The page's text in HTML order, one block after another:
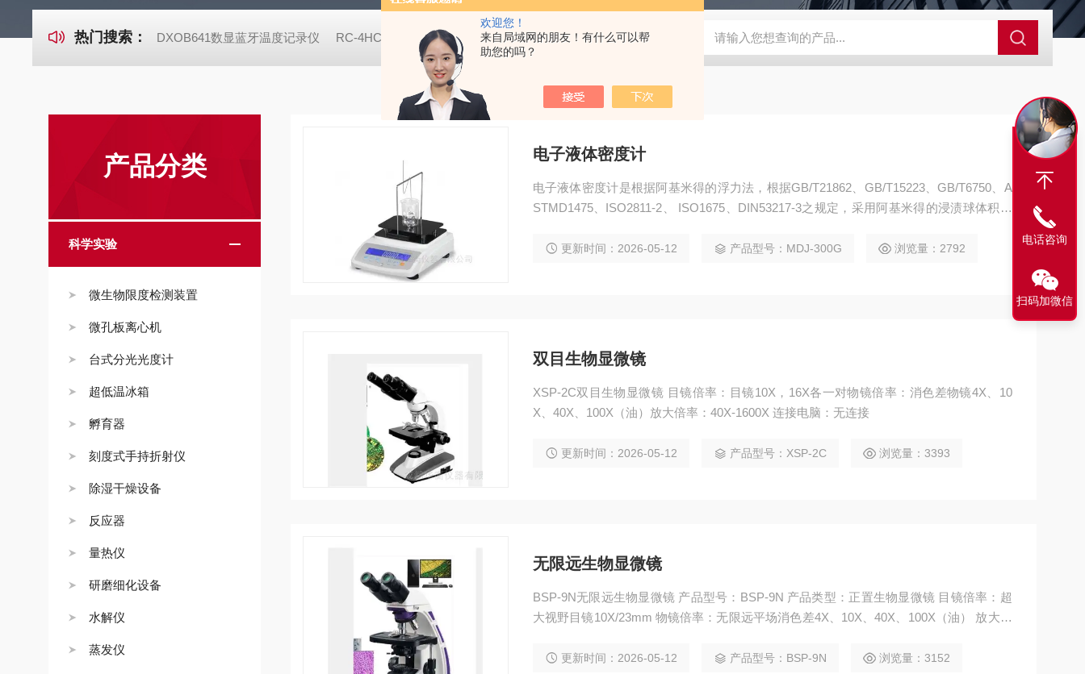
欢迎您！
来自局域网的朋友！有什么可以帮
助您的吗？
热门搜索： DXOB641数显蓝牙温度记录仪 RC-4HC RC-4HA温湿度记录仪 多样品平行蒸发仪多样品平行蒸发仪 SBD-100B SBD-100D成都漏氯报警仪 漏氯报警器 漏氯检测仪
产品分类
科学实验
微生物限度检测装置
微孔板离心机
台式分光光度计
超低温冰箱
孵育器
刻度式手持折射仪
除湿干燥设备
反应器
量热仪
研磨细化设备
水解仪
蒸发仪
电子液体密度计
电子液体密度计是根据阿基米得的浮力法，根据GB/T21862、GB/T15223、GB/T6750、A
STMD1475、ISO2811-2、 ISO1675、DIN53217-3之规定，采用阿基米得的浸渍球体积置
加剂、悬浮液、乳状液、分散液、同构型溶液、漱口水、药剂、等各种高黏度、悬浮液、
更新时间：2026-05-12 产品型号：MDJ-300G 浏览量：2792
双目生物显微镜
XSP-2C双目生物显微镜 目镜倍率：目镜10X，16X各一对物镜倍率：消色差物镜4X、10
X、40X、100X（油）放大倍率：40X-1600X 连接电脑：无连接
更新时间：2026-05-12 产品型号：XSP-2C 浏览量：3393
无限远生物显微镜
BSP-9N无限远生物显微镜 产品型号：BSP-9N 产品类型：正置生物显微镜 目镜倍率：超
大视野目镜10X/23mm 物镜倍率：无限远平场消色差4X、10X、40X、100X（油） 放大倍
更新时间：2026-05-12 产品型号：BSP-9N 浏览量：3152
电话咨询
扫码加微信